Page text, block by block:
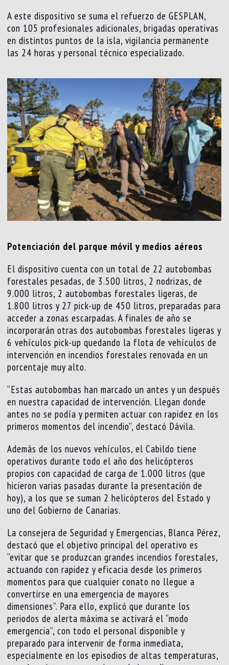
A este dispositivo se suma el refuerzo de GESPLAN,
con 105 profesionales adicionales, brigadas operativas
en distintos puntos de la isla, vigilancia permanente
las 24 horas y personal técnico especializado.
Potenciación del parque móvil y medios aéreos
El dispositivo cuenta con un total de 22 autobombas
forestales pesadas, de 3.500 litros, 2 nodrizas, de
9.000 litros, 2 autobombas forestales ligeras, de
1.800 litros y 27 pick-up de 450 litros, preparadas para
acceder a zonas escarpadas. A finales de año se
incorporarán otras dos autobombas forestales ligeras y
6 vehículos pick-up quedando la flota de vehículos de
intervención en incendios forestales renovada en un
porcentaje muy alto.
“Estas autobombas han marcado un antes y un después
en nuestra capacidad de intervención. Llegan donde
antes no se podía y permiten actuar con rapidez en los
primeros momentos del incendio”, destacó Dávila.
Además de los nuevos vehículos, el Cabildo tiene
operativos durante todo el año dos helicópteros
propios con capacidad de carga de 1.000 litros (que
hicieron varias pasadas durante la presentación de
hoy), a los que se suman 2 helicópteros del Estado y
uno del Gobierno de Canarias.
La consejera de Seguridad y Emergencias, Blanca Pérez,
destacó que el objetivo principal del operativo es
“evitar que se produzcan grandes incendios forestales,
actuando con rapidez y eficacia desde los primeros
momentos para que cualquier conato no llegue a
convertirse en una emergencia de mayores
dimensiones”. Para ello, explicó que durante los
periodos de alerta máxima se activará el “modo
emergencia”, con todo el personal disponible y
preparado para intervenir de forma inmediata,
especialmente en los episodios de altas temperaturas,